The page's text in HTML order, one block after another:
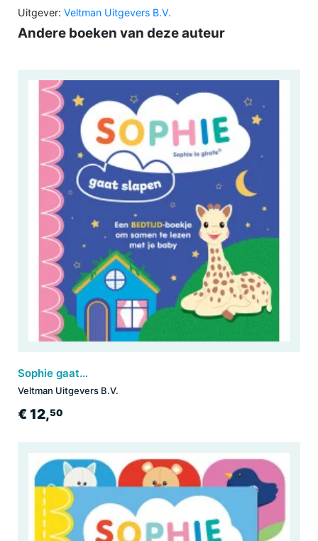
Uitgever: Veltman Uitgevers B.V.
Andere boeken van deze auteur
Sophie gaat slapen
Veltman Uitgevers B.V.
€ 12,50